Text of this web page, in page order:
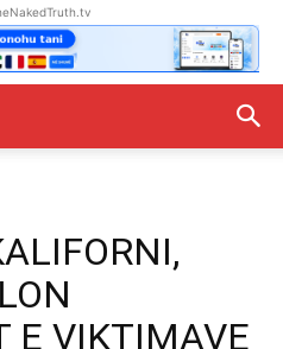
E VIKTIMAVE